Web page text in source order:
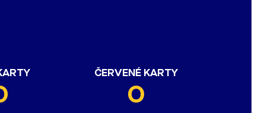
ČERVENÉ KARTY
0